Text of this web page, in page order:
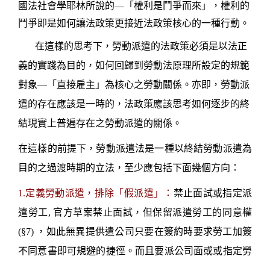
國法社會學耶林所說的— 「權利是鬥爭而來」，權利的
鬥爭即是如何讓法政策更接近法政策核心的一種行動。
在這樣的思考下，勞動派遣的法政策必須是以法正
義的實踐為目的，如何回歸到勞動法原理所設定的規範
對象— 「直接雇主」為核心之勞動關係。亦即，勞動派
遣的存在應該是一時的，法政策應該思考如何逐步的終
結現實上普遍存在之勞動派遣的關係。
在這樣的前提下，勞動派遣法是一種以終結勞動派遣為
目的之過渡時期的立法，至少應包括下面幾個方向：
1.定義勞動派遣，排除「假派遣」： 禁止面試或指定派
遣勞工, 官方草案禁止面試，但保留派遣勞工的同意權
(§7) ，如此無異提供遣公司只要在簽約時要求勞工加簽
不同意書即可規避的捷徑。而且要派公司面或或指定勞